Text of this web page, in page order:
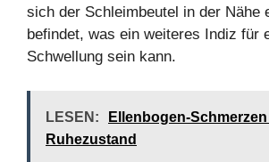
sich der Schleimbeutel in der Nähe
befindet, was ein weiteres Indiz für
Schwellung sein kann.
LESEN:
Ellenbogen-
Ruhezustand